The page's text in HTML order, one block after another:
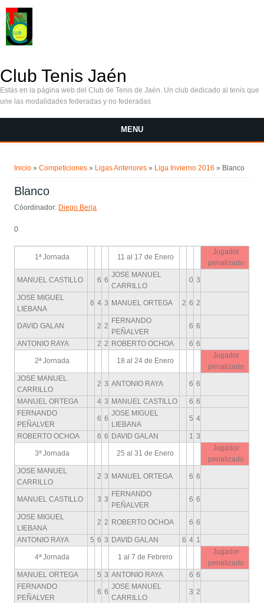
Club Tenis Jaén
Estás en la página web del Club de Tenis de Jaén. Un club dedicado al tenis que
une las modalidades federadas y no federadas
MENU
Inicio »Competiciones » Ligas Anteriores » Liga Invierno 2016 » Blanco
Blanco
Cóordinador: Diego Berja
0
1ª Jornada 11 al 17 de Enero
Jugador
penalizado
MANUEL CASTILLO 6 6
JOSE MANUEL
CARRILLO
0 3
JOSE MIGUEL
LIEBANA
6 4 3 MANUEL ORTEGA 2 6 2
DAVID GALAN 2 2
FERNANDO
PEÑALVER
6 6
ANTONIO RAYA 2 2 ROBERTO OCHOA 6 6
2ª Jornada 18 al 24 de Enero
Jugador
penalizado
JOSE MANUEL
CARRILLO
2 3 ANTONIO RAYA 6 6
MANUEL ORTEGA 4 3 MANUEL CASTILLO 6 6
FERNANDO
PEÑALVER
6 6
JOSE MIGUEL
LIEBANA
5 4
ROBERTO OCHOA 6 6 DAVID GALAN 1 3
3ª Jornada 25 al 31 de Enero
Jugador
penalizado
JOSE MANUEL
CARRILLO
2 3 MANUEL ORTEGA 6 6
MANUEL CASTILLO 3 3
FERNANDO
PEÑALVER
6 6
JOSE MIGUEL
LIEBANA
2 2 ROBERTO OCHOA 6 6
ANTONIO RAYA 5 6 3 DAVID GALAN 6 4 1
4ª Jornada 1 al 7 de Febrero
Jugador
penalizado
MANUEL ORTEGA
5 3 ANTONIO RAYA 6 6
FERNANDO
PEÑALVER
6 6
JOSE MANUEL
CARRILLO
3 2